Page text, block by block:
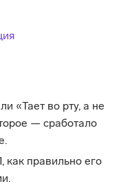
«Тает во рту, а не
— сработало
как правильно его